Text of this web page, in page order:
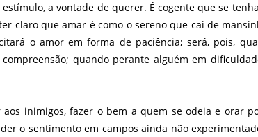
a vontade de querer. É cogente que se
claro que amar é como o sereno que cai de
o amor em forma de paciência; será, pois,
quando perante alguém em
inimigos, fazer o bem a quem se odeia e orar
o sentimento em campos ainda não